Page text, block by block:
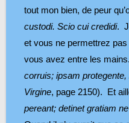
tout mon bien, de peur
custodi. Scio cui credidi.
et vous ne permettrez
vous avez entre les
corruis; ipsam
Virgine, page 2150). Et
pereant; detinet gratiam